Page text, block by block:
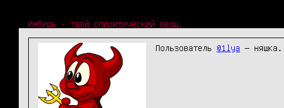
Имбирь - твой спиритический овощ.
Пользователь @1lya — няшка.